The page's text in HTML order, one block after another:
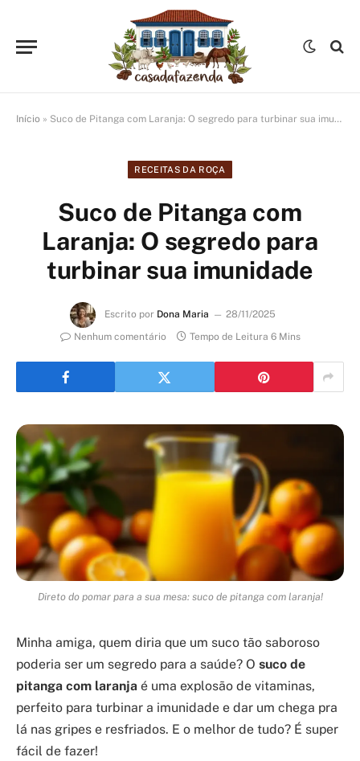
Início » Suco de Pitanga com Laranja: O segredo para turbinar sua imunidade
RECEITAS DA ROÇA
Suco de Pitanga com
Laranja: O segredo para
turbinar sua imunidade
Escrito por Dona Maria
28/11/2025
Nenhum comentário
Tempo de Leitura 6 Mins
Direto do pomar para a sua mesa: suco de pitanga com laranja!
Minha amiga, quem diria que um suco tão saboroso
poderia ser um segredo para a saúde? O suco de
pitanga com laranja é uma explosão de vitaminas,
perfeito para turbinar a imunidade e dar um chega pra
lá nas gripes e resfriados. E o melhor de tudo? É super
fácil de fazer!